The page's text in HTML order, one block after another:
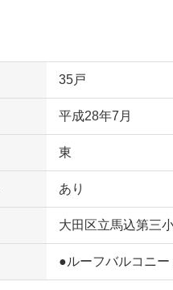
35戸
平成28年7月
東
あり
大田区立馬込第三
●ルーフバルコニ